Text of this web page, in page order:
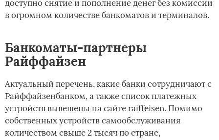
доступно снятие и пополнение денег без комиссии
в огромном количестве банкоматов и терминалов.
Банкоматы-партнеры
Райффайзен
Актуальный перечень, какие банки сотрудничают с
Райффайзенбанком, а также список платежных
устройств вывешены на сайте raiffeisen. Помимо
собственных устройств самообслуживания
количеством свыше 2 тысяч по стране,